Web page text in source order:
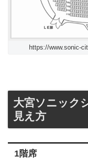
https://www.sonic-
大宮ソニック
見え方
1階席